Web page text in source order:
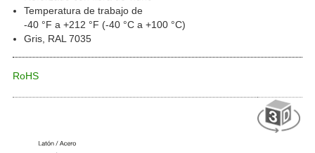
Temperatura de trabajo de
-40 °F a +212 °F (-40 °C a +100 °C)
Gris, RAL 7035
RoHS